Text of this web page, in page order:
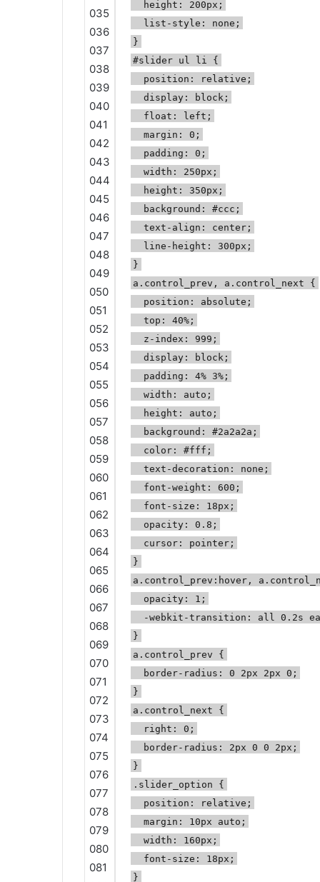
035
036
037
038
039
040
041
042
043
044
045
046
047
048
049
050
051
052
053
054
055
056
057
058
059
060
061
062
063
064
065
066
067
068
069
070
071
072
073
074
075
076
077
078
079
080
081
height: 200px;
list-style: none;
}
#slider ul li {
position: relative;
display: block;
float: left;
margin: 0;
padding: 0;
width: 250px;
height: 350px;
background: #ccc;
text-align: center;
line-height: 300px;
}
a.control_prev, a.control_next {
position: absolute;
top: 40%;
z-index: 999;
display: block;
padding: 4% 3%;
width: auto;
height: auto;
background: #2a2a2a;
color: #fff;
text-decoration: none;
font-weight: 600;
font-size: 18px;
opacity: 0.8;
cursor: pointer;
}
a.control_prev:hover,
opacity: 1;
-webkit-transition: all 0.2s
}
a.control_prev {
border-radius: 0 2px 2px 0;
}
a.control_next {
right: 0;
border-radius: 2px 0 0 2px;
}
.slider_option {
position: relative;
margin: 10px auto;
width: 160px;
font-size: 18px;
}